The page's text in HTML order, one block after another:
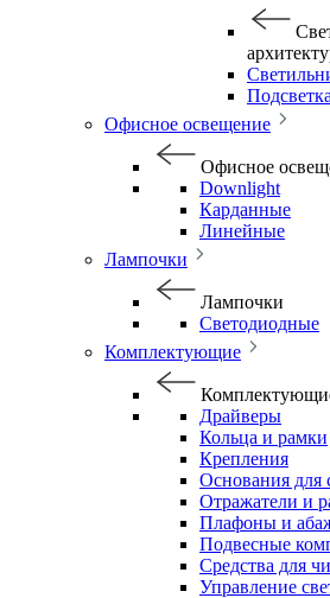
Офисное освещение
Офисное
Downlight
Карданные
Линейные
Лампочки
Лампочки
Светодиодные
Комплектующие
Драйверы
Кольца и рамки
Крепления
Основания для
Отражатели и
Плафоны и
Подвесные
Средства для
Управление